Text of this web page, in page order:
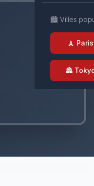
🏙️ Villes
🗼 Paris
🏯